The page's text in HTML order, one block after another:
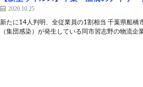
2020.10.25
新たに14人判明、全従業員の1割相当 千葉県船
（集団感染）が発生している同市習志野の物流企